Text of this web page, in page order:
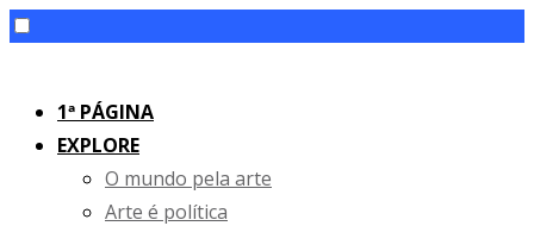
content1ª PÁGINA
EXPLORE
O mundo pela arte
Arte é política